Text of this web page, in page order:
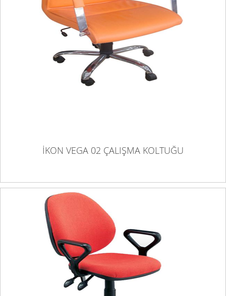
İKON VEGA 02 ÇALIŞMA KOLTUĞU
İKON VEGA 02 ÇALIŞMA KOLTUĞU
JUMP 02 UZUN ÇALIŞMA KOLTUĞU